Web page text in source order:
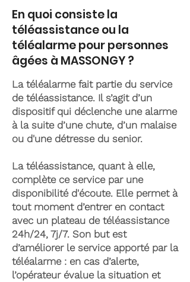
En quoi consiste la
téléassistance ou la
téléalarme pour personnes
âgées à MASSONGY ?
La téléalarme fait partie du service
de téléassistance. Il s’agit d’un
dispositif qui déclenche une alarme
à la suite d’une chute, d’un malaise
ou d'une détresse du senior.
La téléassistance, quant à elle,
complète ce service par une
disponibilité d'écoute. Elle permet à
tout moment d’entrer en contact
avec un plateau de téléassistance
24h/24, 7j/7. Son but est
d’améliorer le service apporté par la
téléalarme : en cas d’alerte,
l’opérateur évalue la situation et